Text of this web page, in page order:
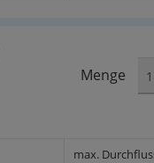
Menge
max.